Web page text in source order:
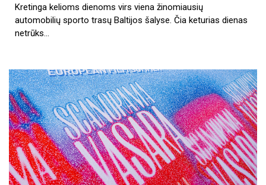
Kretinga kelioms dienoms virs viena žinomiausių
automobilių sporto trasų Baltijos šalyse. Čia keturias dienas
netrūks…